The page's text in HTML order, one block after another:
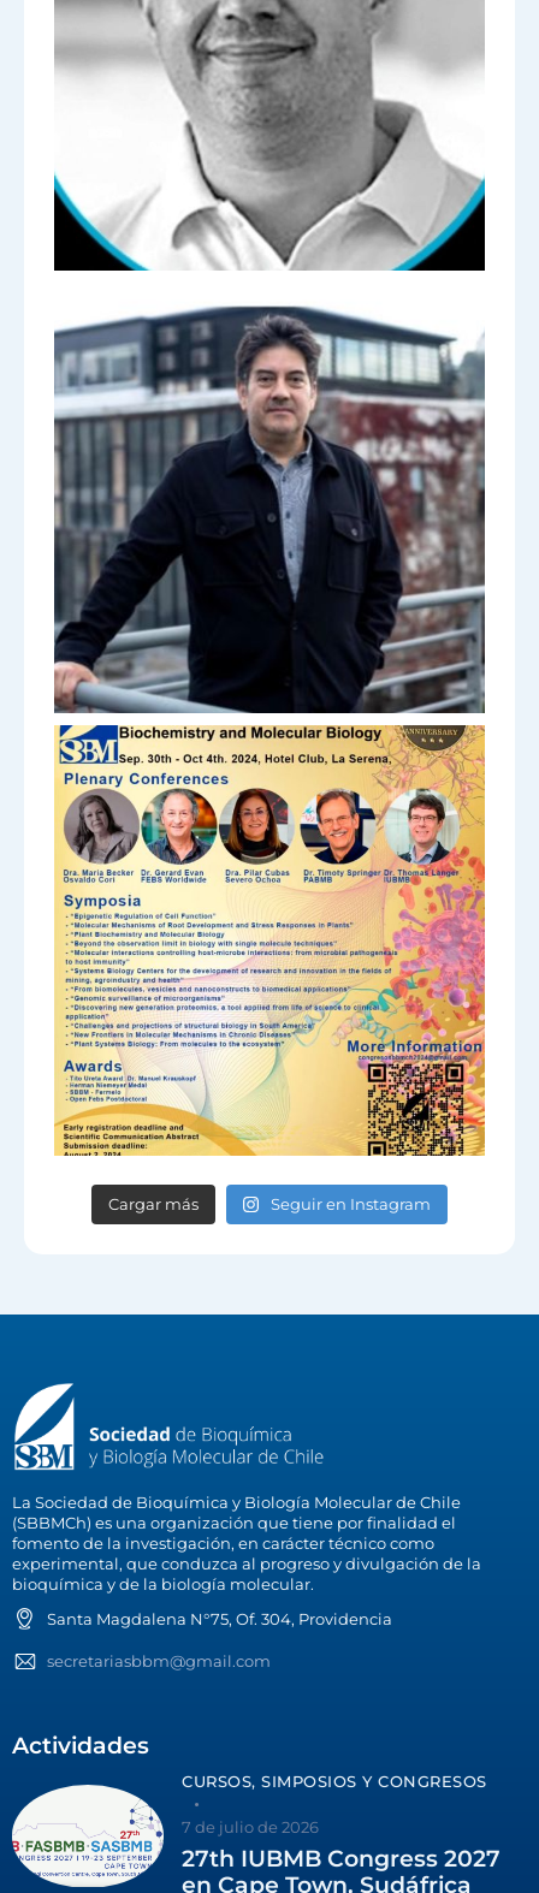
Cargar más Seguir en Instagram
La Sociedad de Bioquímica y Biología Molecular de Chile
(SBBMCh) es una organización que tiene por finalidad el
fomento de la investigación, en carácter técnico como
experimental, que conduzca al progreso y divulgación de la
bioquímica y de la biología molecular.
Santa Magdalena N°75, Of. 304, Providencia
secretariasbbm@gmail.com
Actividades
CURSOS, SIMPOSIOS Y CONGRESOS
7 de julio de 2026
27th IUBMB Congress 2027
en Cape Town, Sudáfrica